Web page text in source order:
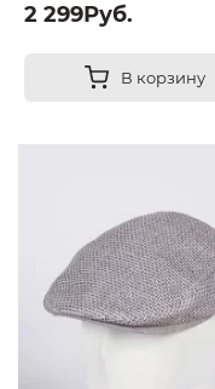
2 299Руб.
В корзину